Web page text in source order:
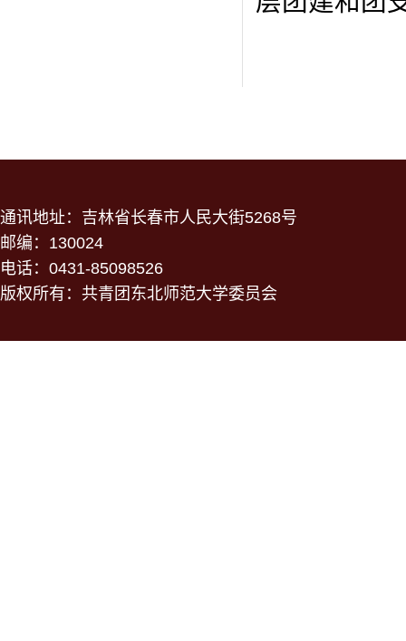
通讯地址：吉林省长春市人民大街5268号
邮编：130024
电话：0431-85098526
版权所有：共青团东北师范大学委员会